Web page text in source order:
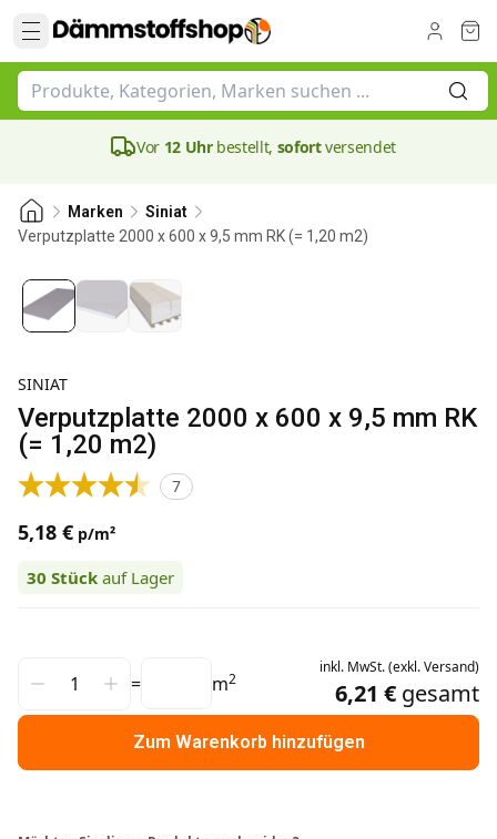
Vor 12 Uhrbestellt, sofortversendet
Marken
Siniat
Verputzplatte 2000 x 600 x 9,5 mm RK (= 1,20 m2)
SINIAT
Verputzplatte 2000 x 600 x 9,5 mm RK
(= 1,20 m2)
7
5,18 € p/m²
30 Stück auf Lager
= m2
inkl. MwSt.(exkl.Versand)
6,21 € gesamt
Zum Warenkorb hinzufügen